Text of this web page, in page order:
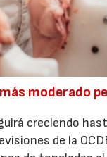
moderado
creciendo
de la